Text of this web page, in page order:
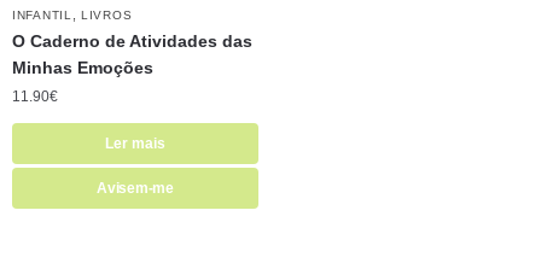
INFANTIL ,LIVROS
O Caderno de Atividades das
Minhas Emoções
11.90€
Ler mais
Avisem-me